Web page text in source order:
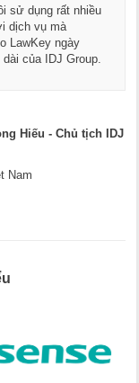
dụng rất nhiều
vụ mà
ngày
của IDJ Group.
Hiếu - Chủ tịch IDJ